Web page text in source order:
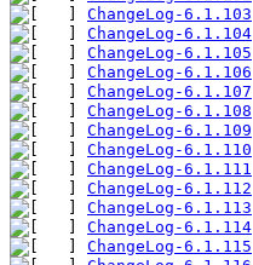
ChangeLog-6.1.103
ChangeLog-6.1.104
ChangeLog-6.1.105
ChangeLog-6.1.106
ChangeLog-6.1.107
ChangeLog-6.1.108
ChangeLog-6.1.109
ChangeLog-6.1.110
ChangeLog-6.1.111
ChangeLog-6.1.112
ChangeLog-6.1.113
ChangeLog-6.1.114
ChangeLog-6.1.115